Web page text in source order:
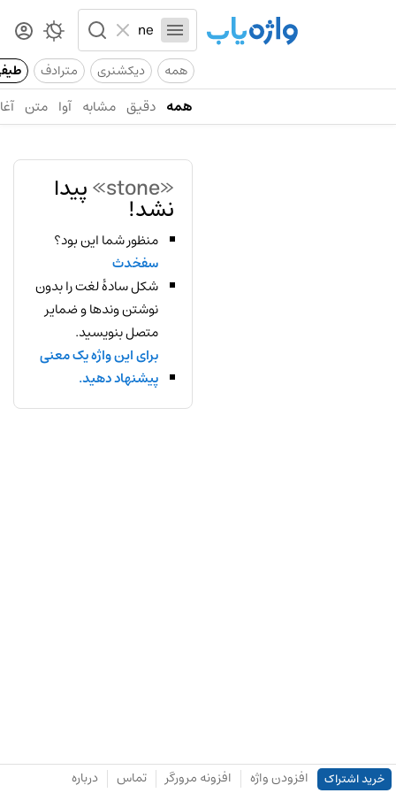
همه دیکشنری مترادف
همه دقیق مشابه آوا متن
«stone» پیدا
نشد!
منظور شما این بود؟
سفخدث
شکل سادهٔ لغت را بدون
نوشتن وندها و ضمایر
متصل بنویسید.
برای این واژه یک معنی
پیشنهاد دهید.
خرید اشتراک افزودن واژه افزونه مرورگر تماس درباره